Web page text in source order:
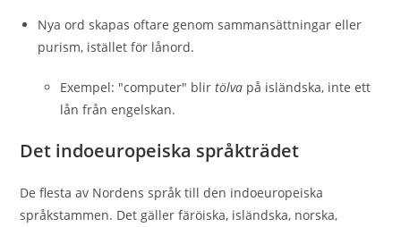
Nya ord skapas oftare genom sammansättningar eller
purism, istället för lånord.
Exempel: "computer" blirtölva på isländska, inte ett
lån från engelskan.
Det indoeuropeiska språkträdet
De flesta av Nordens språk till den indoeuropeiska
språkstammen. Det gäller färöiska, isländska, norska,